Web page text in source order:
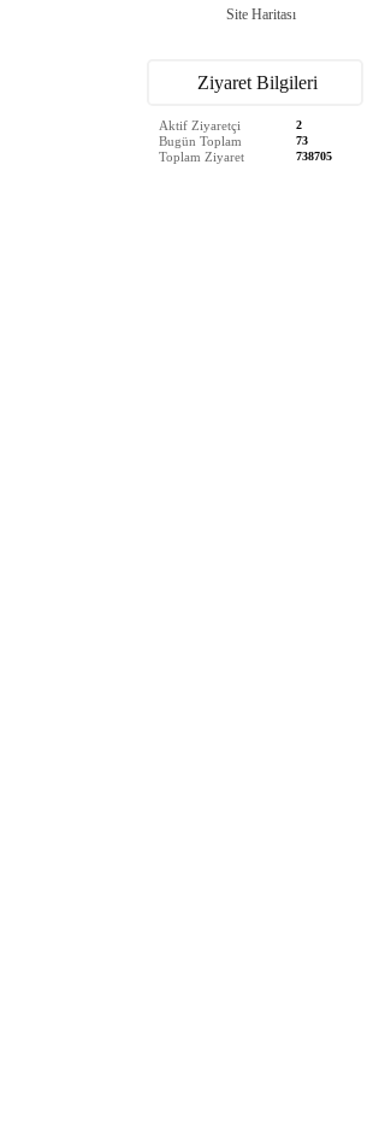
Site Haritası
Ziyaret Bilgileri
Aktif Ziyaretçi 2
Bugün Toplam 73
Toplam Ziyaret 738705